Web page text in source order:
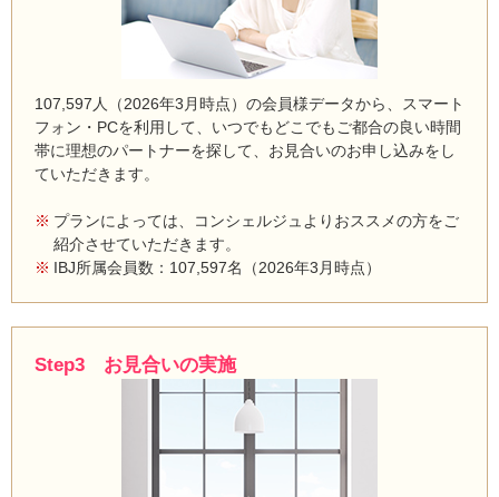
107,597人（2026年3月時点）の会員様データから、スマート
フォン・PCを利用して、いつでもどこでもご都合の良い時間
帯に理想のパートナーを探して、お見合いのお申し込みをし
ていただきます。
プランによっては、コンシェルジュよりおススメの方をご
紹介させていただきます。
IBJ所属会員数：107,597名（2026年3月時点）
Step3 お見合いの実施